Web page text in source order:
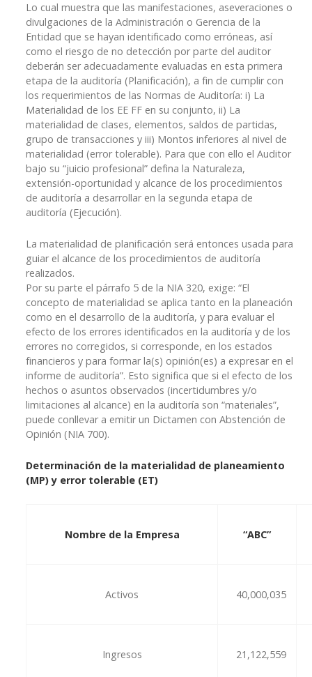
Lo cual muestra que las manifestaciones, aseveraciones o
divulgaciones de la Administración o Gerencia de la
Entidad que se hayan identificado como erróneas, así
como el riesgo de no detección por parte del auditor
deberán ser adecuadamente evaluadas en esta primera
etapa de la auditoría (Planificación), a fin de cumplir con
los requerimientos de las Normas de Auditoría: i) La
Materialidad de los EE FF en su conjunto, ii) La
materialidad de clases, elementos, saldos de partidas,
grupo de transacciones y iii) Montos inferiores al nivel de
materialidad (error tolerable). Para que con ello el Auditor
bajo su “juicio profesional” defina la Naturaleza,
extensión-oportunidad y alcance de los procedimientos
de auditoría a desarrollar en la segunda etapa de
auditoría (Ejecución).
La materialidad de planificación será entonces usada para
guiar el alcance de los procedimientos de auditoría
realizados.
Por su parte el párrafo 5 de la NIA 320, exige: “El
concepto de materialidad se aplica tanto en la planeación
como en el desarrollo de la auditoría, y para evaluar el
efecto de los errores identificados en la auditoría y de los
errores no corregidos, si corresponde, en los estados
financieros y para formar la(s) opinión(es) a expresar en el
informe de auditoría”. Esto significa que si el efecto de los
hechos o asuntos observados (incertidumbres y/o
limitaciones al alcance) en la auditoría son “materiales”,
puede conllevar a emitir un Dictamen con Abstención de
Opinión (NIA 700).
Determinación de la materialidad de planeamiento
(MP) y error tolerable (ET)
Nombre de la Empresa “ABC”
Activos 40,000,035
Ingresos 21,122,559